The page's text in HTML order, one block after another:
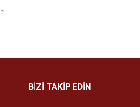
BİZİ TAKİP EDİN